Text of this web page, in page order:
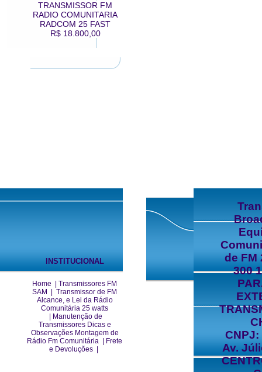
TRANSMISSOR FM
RADIO COMUNITARIA
RADCOM 25 FAST
R$ 18.800,00
INSTITUCIONAL
Home
Transmissores FM
SAM
Transmissor de FM
Alcance, e Lei da Rádio
Comunitária 25 watts
Manutenção de
Transmissores Dicas e
Observações Montagem de
Rádio Fm Comunitária
Frete
e Devoluções
de FM
300
CNPJ:
Av.